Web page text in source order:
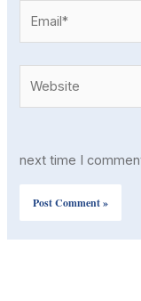
next time I